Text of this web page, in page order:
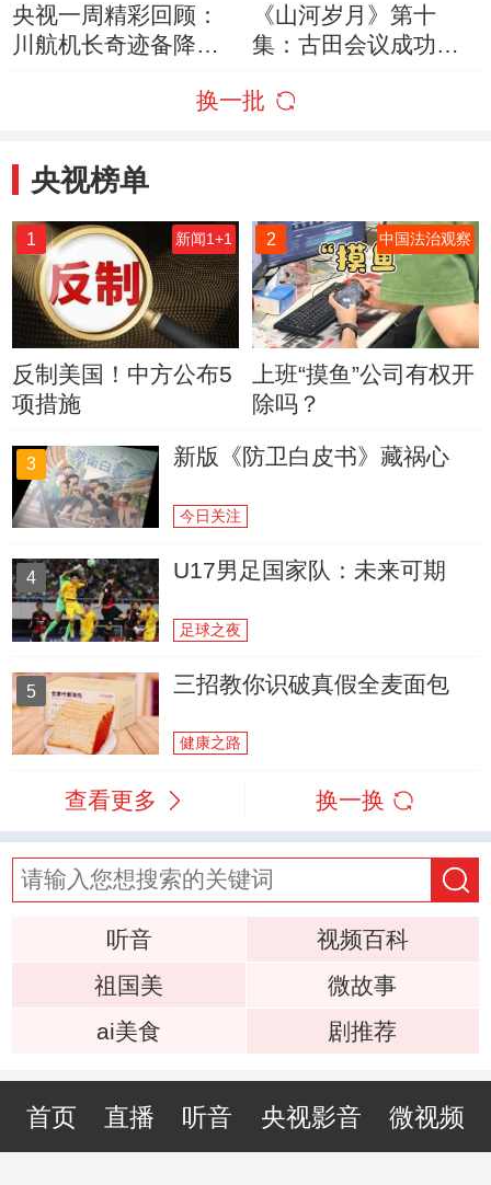
央视一周精彩回顾：
川航机长奇迹备降独
《山河岁月》第十
集：古田会议成功召
换一批
央视榜单
1 新闻1+1
反制美国！中方公布5
项措施
2 中国法治观察
上班“摸鱼”公司有权开
除吗？
3 新版《防卫白皮书》藏祸心
今日关注
4 U17男足国家队：未来可期
足球之夜
5 三招教你识破真假全麦面包
健康之路
查看更多 换一换
听音
视频百科
祖国美
微故事
ai美食
剧推荐
首页 直播 听音 央视影音 微视频